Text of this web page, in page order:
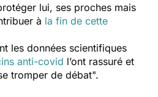
lui, ses proches mais
à la fin de cette
les données scientifiques
anti-covid l’ont rassuré et
tromper de débat".